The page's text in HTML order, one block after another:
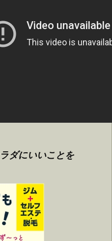
ダにいいことを